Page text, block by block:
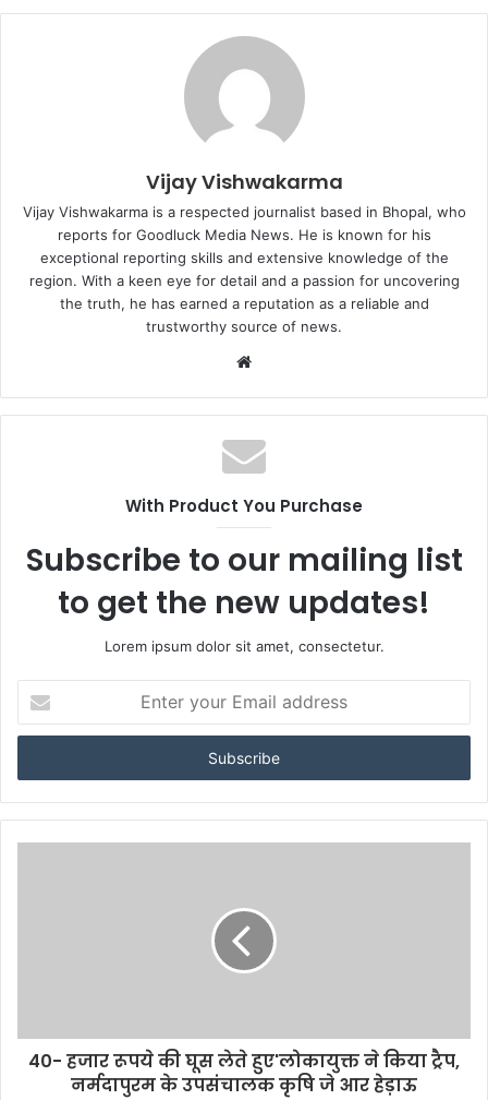
Vijay Vishwakarma
Vijay Vishwakarma is a respected journalist based in Bhopal, who
reports for Goodluck Media News. He is known for his
exceptional reporting skills and extensive knowledge of the
region. With a keen eye for detail and a passion for uncovering
the truth, he has earned a reputation as a reliable and
trustworthy source of news.
Website
With Product You Purchase
Subscribe to our mailing list
to get the new updates!
Lorem ipsum dolor sit amet, consectetur.
your
Email
40- हजार रूपये की घूस लेते हुए'लोकायुक्त ने किया ट्रैप,
नर्मदापुरम के उपसंचालक कृषि जे आर हेड़ाऊ